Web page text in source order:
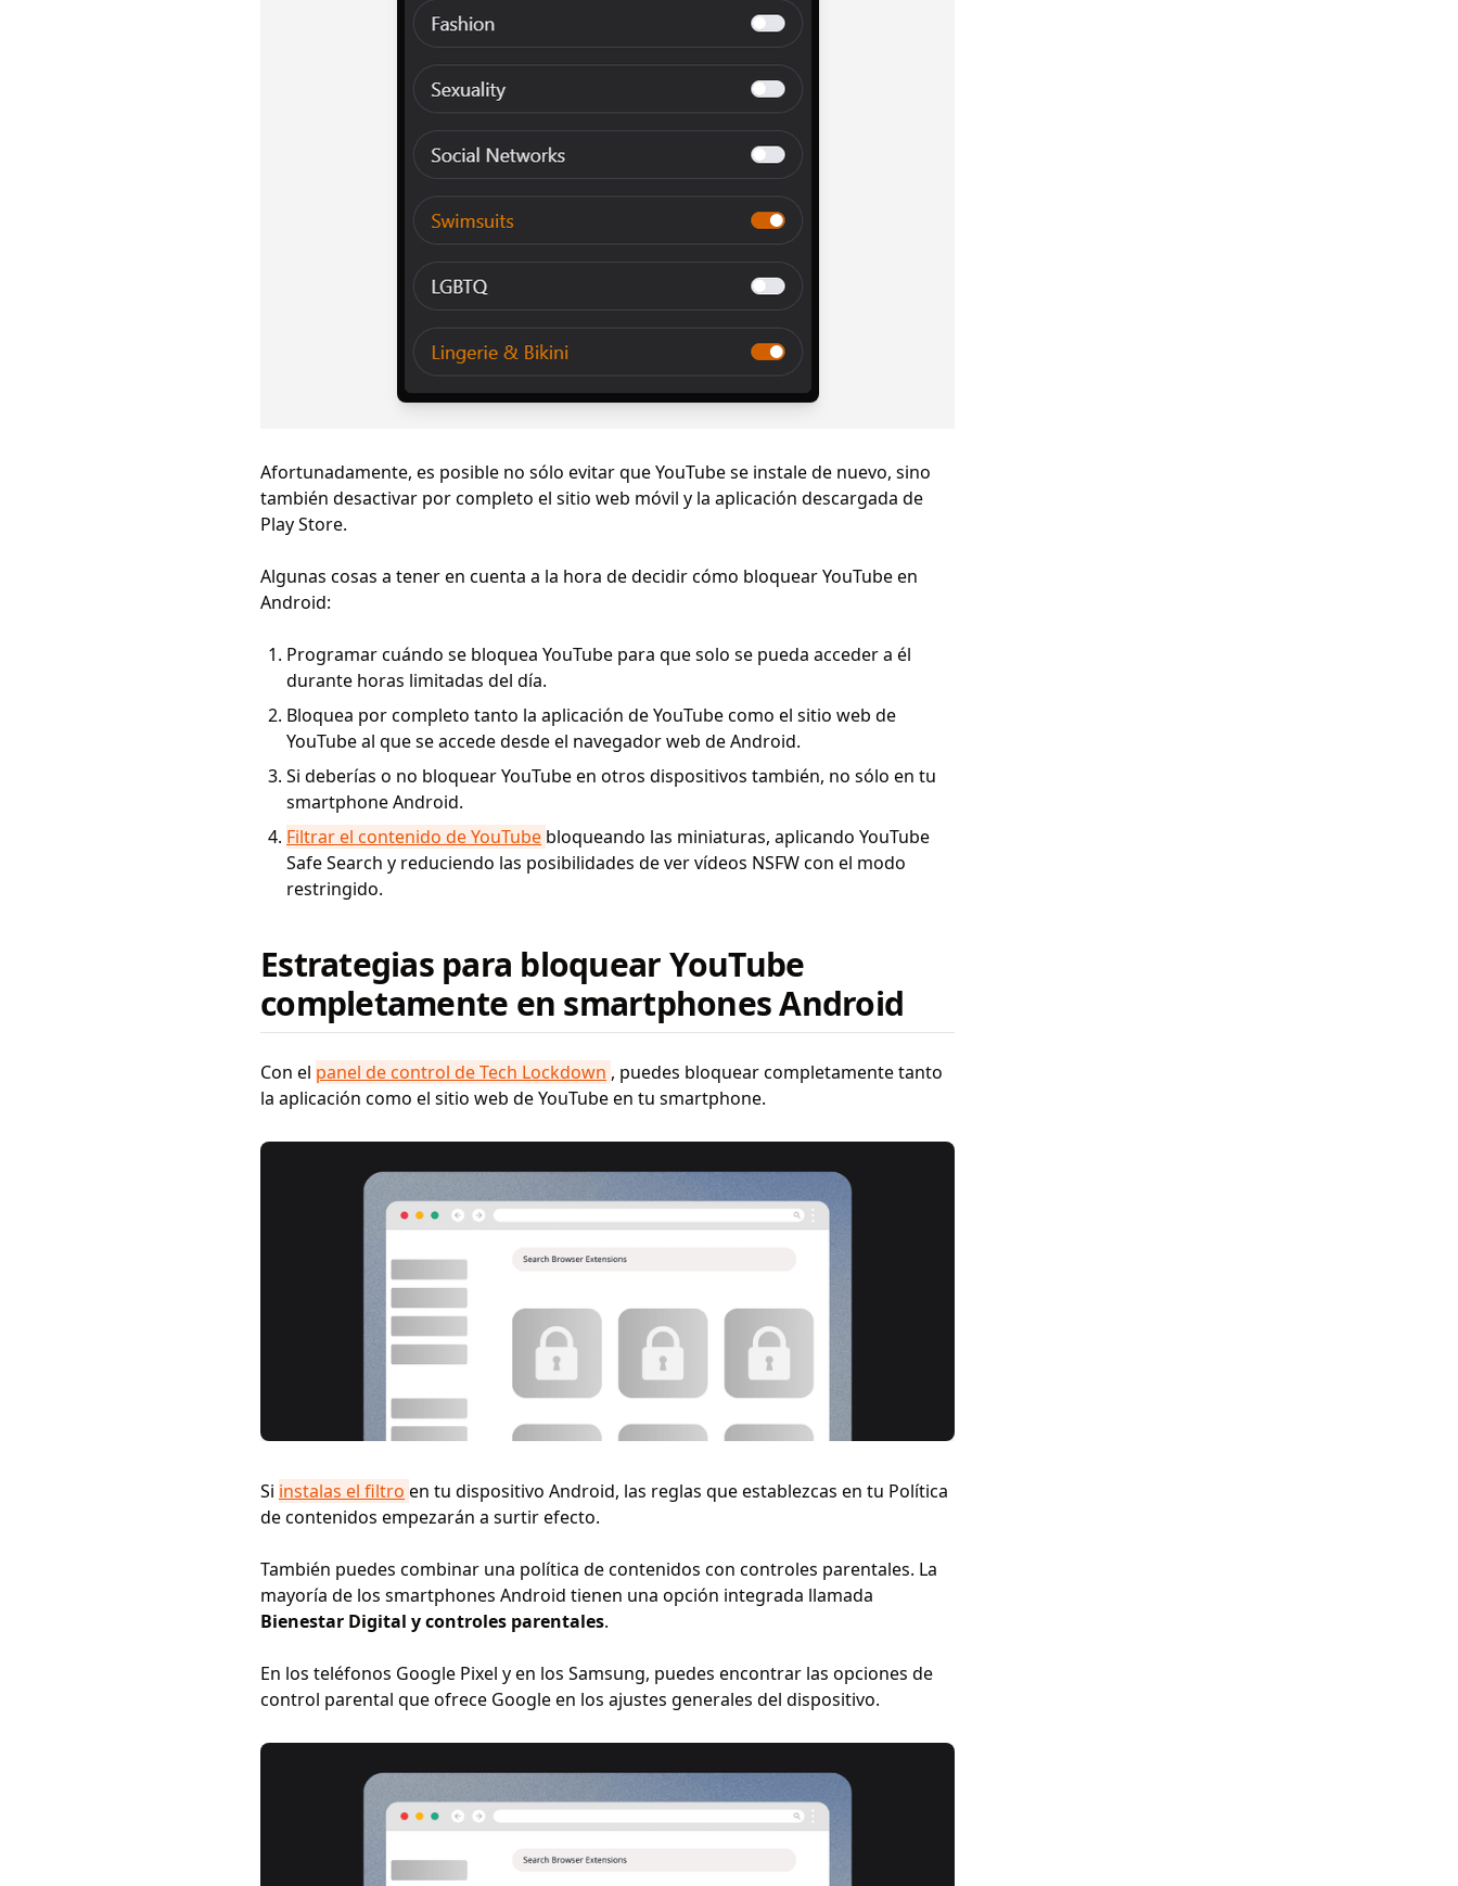
Afortunadamente, es posible no sólo evitar que YouTube se instale de nuevo, sino
también desactivar por completo el sitio web móvil y la aplicación descargada de
Play Store.
Algunas cosas a tener en cuenta a la hora de decidir cómo bloquear YouTube en
Android:
Programar cuándo se bloquea YouTube para que solo se pueda acceder a él
durante horas limitadas del día.
Bloquea por completo tanto la aplicación de YouTube como el sitio web de
YouTube al que se accede desde el navegador web de Android.
Si deberías o no bloquear YouTube en otros dispositivos también, no sólo en tu
smartphone Android.
Filtrar el contenido de YouTube bloqueando las miniaturas, aplicando YouTube
Safe Search y reduciendo las posibilidades de ver vídeos NSFW con el modo
restringido.
Estrategias para bloquear YouTube
completamente en smartphones Android
Con el panel de control de Tech Lockdown , puedes bloquear completamente tanto
la aplicación como el sitio web de YouTube en tu smartphone.
Si instalas el filtro en tu dispositivo Android, las reglas que establezcas en tu Política
de contenidos empezarán a surtir efecto.
También puedes combinar una política de contenidos con controles parentales. La
mayoría de los smartphones Android tienen una opción integrada llamada
Bienestar Digital y controles parentales.
En los teléfonos Google Pixel y en los Samsung, puedes encontrar las opciones de
control parental que ofrece Google en los ajustes generales del dispositivo.